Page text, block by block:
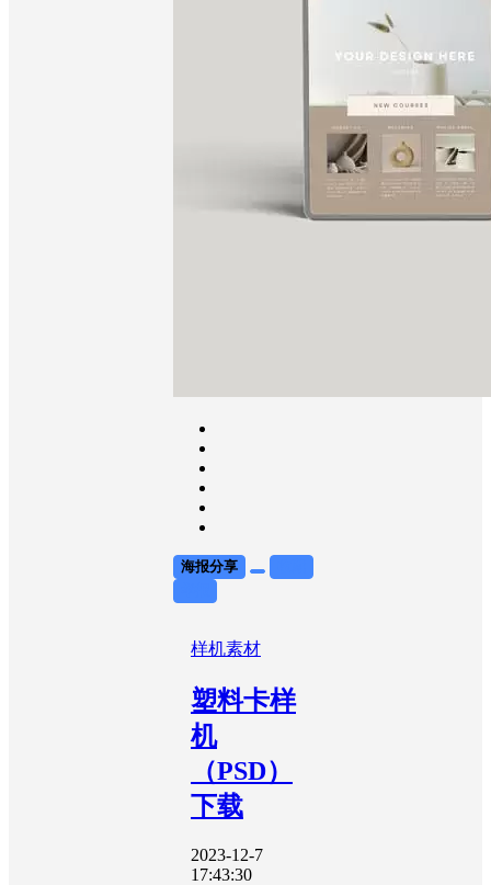
海报分享
样机素材
塑料卡样
机
（PSD）
下载
2023-12-7
17:43:30